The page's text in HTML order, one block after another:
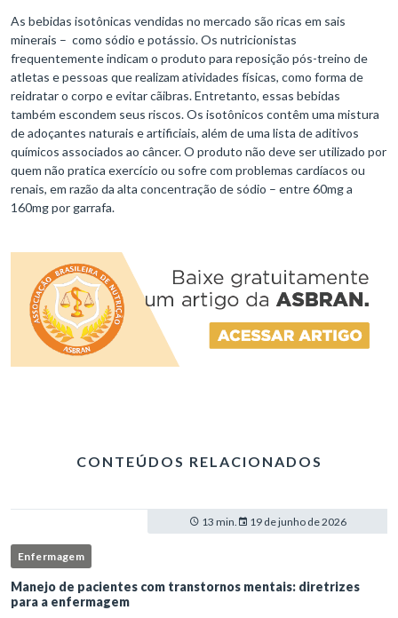
As bebidas isotônicas vendidas no mercado são ricas em sais
minerais – como sódio e potássio. Os nutricionistas
frequentemente indicam o produto para reposição pós-treino de
atletas e pessoas que realizam atividades físicas, como forma de
reidratar o corpo e evitar cãibras. Entretanto, essas bebidas
também escondem seus riscos. Os isotônicos contêm uma mistura
de adoçantes naturais e artificiais, além de uma lista de aditivos
químicos associados ao câncer. O produto não deve ser utilizado por
quem não pratica exercício ou sofre com problemas cardíacos ou
renais, em razão da alta concentração de sódio – entre 60mg a
160mg por garrafa.
CONTEÚDOS RELACIONADOS
13 min. 19 de junho de 2026
Enfermagem
Manejo de pacientes com transtornos mentais: diretrizes
para a enfermagem